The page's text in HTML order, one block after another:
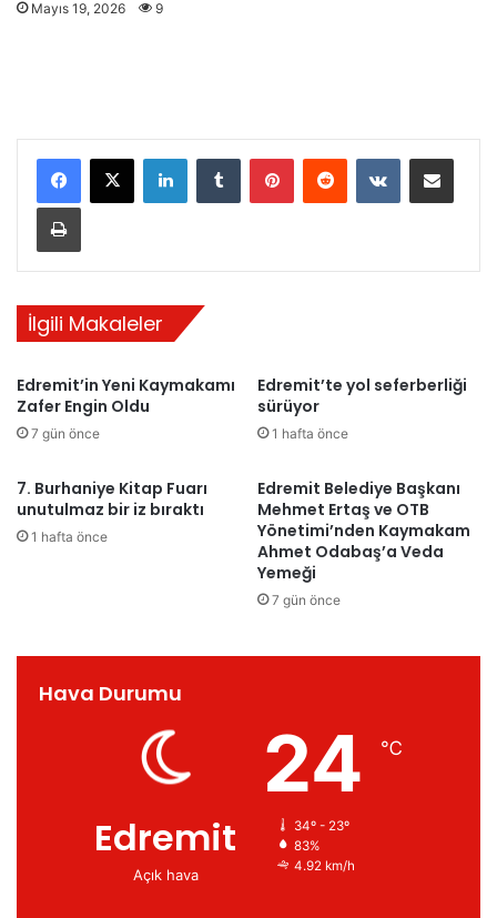
Mayıs 19, 2026 9
LinkedInTumblr PinterestReddit VKontakteE-Posta ile paylaş
Yazdır
İlgili Makaleler
Edremit’in Yeni Kaymakamı
Zafer Engin Oldu
7 gün önce
Edremit’te yol seferberliği
sürüyor
1 hafta önce
7. Burhaniye Kitap Fuarı
unutulmaz bir iz bıraktı
1 hafta önce
Edremit Belediye Başkanı
Mehmet Ertaş ve OTB
Yönetimi’nden Kaymakam
Ahmet Odabaş’a Veda
Yemeği
7 gün önce
Hava Durumu
Edremit
Açık hava
24 ℃
34º - 23º
83%
4.92 km/h